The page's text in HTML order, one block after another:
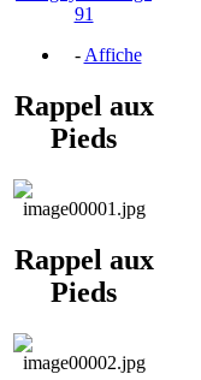
91
- Affiche
Rappel aux
Pieds
Rappel aux
Pieds